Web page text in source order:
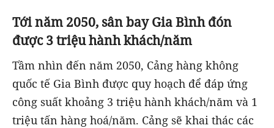
Tới năm 2050, sân bay Gia Bình đón
được 3 triệu hành khách/năm
Tầm nhìn đến năm 2050, Cảng hàng không
quốc tế Gia Bình được quy hoạch để đáp ứng
công suất khoảng 3 triệu hành khách/năm và 1
triệu tấn hàng hoá/năm. Cảng sẽ khai thác các